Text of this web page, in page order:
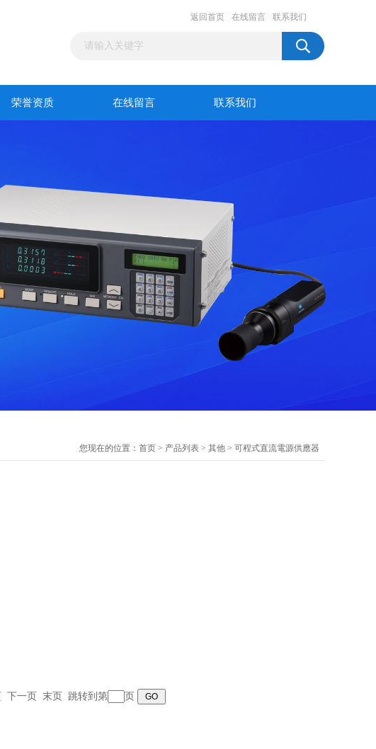
返回首页 在线留言 联系我们
荣誉资质 在线留言 联系我们
您现在的位置： 首页 > 产品列表 > 其他 > 可程式直流電源供應器
下一页 末页 跳转到第 页